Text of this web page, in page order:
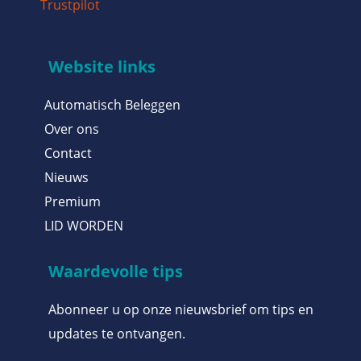
Trustpilot
Website links
Automatisch Beleggen
Over ons
Contact
Nieuws
Premium
LID WORDEN
Waardevolle tips
Abonneer u op onze nieuwsbrief om tips en
updates te ontvangen.